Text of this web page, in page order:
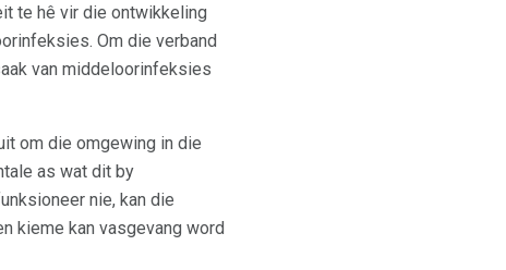
te hê vir die ontwikkeling
Om die verband
van middeloorinfeksies
om die omgewing in die
as wat dit by
nie, kan die
kieme kan vasgevang word